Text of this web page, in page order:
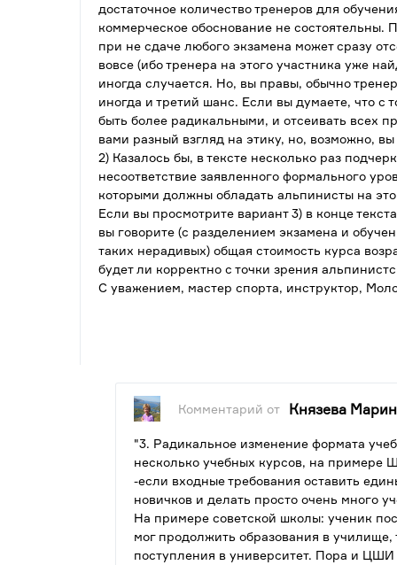
достаточное количество тренеров для
коммерческое обоснование не состоятельны.
при не сдаче любого экзамена может сразу
вовсе (ибо тренера на этого участника уже
иногда случается. Но, вы правы, обычно
иногда и третий шанс. Если вы думаете, что с
быть более радикальными, и отсеивать всех
вами разный взгляд на этику, но, возможно,
2) Казалось бы, в тексте несколько раз
несоответствие заявленного формального
которыми должны обладать альпинисты на
Если вы просмотрите вариант 3) в конце
вы говорите (с разделением экзамена и
таких нерадивых) общая стоимость курса
будет ли корректно с точки зрения
С уважением, мастер спорта, инструктор,
Комментарий от Князева
"3. Радикальное изменение формата
несколько учебных курсов, на примере
-если входные требования оставить
новичков и делать просто очень много
На примере советской школы: ученик
мог продолжить образования в
поступления в университет. Пора и ЦШИ